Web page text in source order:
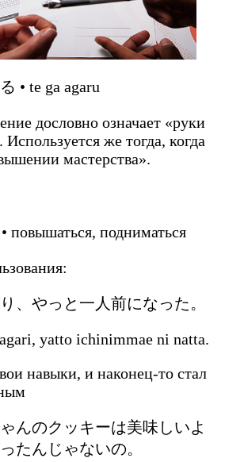
• te ga agaru
дословно означает «руки
же тогда, когда
мастерства».
• повышаться, подниматься
、やっと一人前になった。
yatto ichinimmae ni natta.
навыки, и наконец-то стал
んのクッキーは美味しいよ
たんじゃないの。